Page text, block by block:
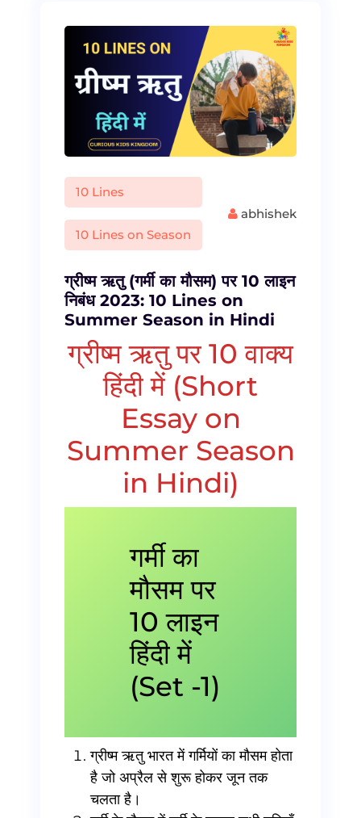
10 Lines
10 Lines on Season
abhishek
ग्रीष्म ऋतु (गर्मी का मौसम) पर 10 लाइन
निबंध 2023: 10 Lines on
Summer Season in Hindi
ग्रीष्म ऋतु पर 10 वाक्य
हिंदी में (Short
Essay on
Summer Season
in Hindi)
गर्मी का
मौसम पर
10 लाइन
हिंदी में
(Set -1)
ग्रीष्म ऋतु भारत में गर्मियों का मौसम होता
है जो अप्रैल से शुरू होकर जून तक
चलता है।